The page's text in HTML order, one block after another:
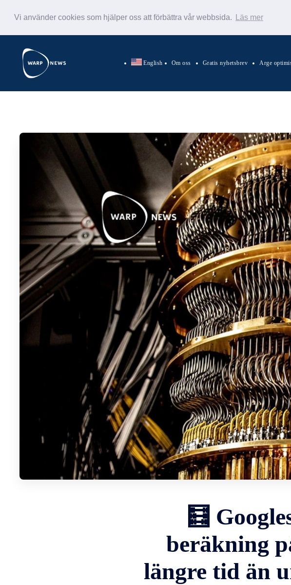
Vi använder cookies som hjälper oss att förbättra vår webbsida. Läs mer
English Om oss Gratis nyhetsbrev Arge
🧮
beräkning
längre tid än